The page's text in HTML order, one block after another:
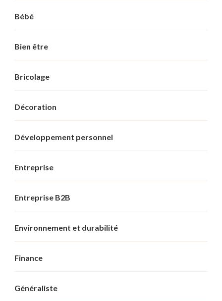
Bébé
Bien être
Bricolage
Décoration
Développement personnel
Entreprise
Entreprise B2B
Environnement et durabilité
Finance
Généraliste